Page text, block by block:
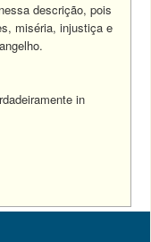
descrição, pois
miséria, injustiça e
in